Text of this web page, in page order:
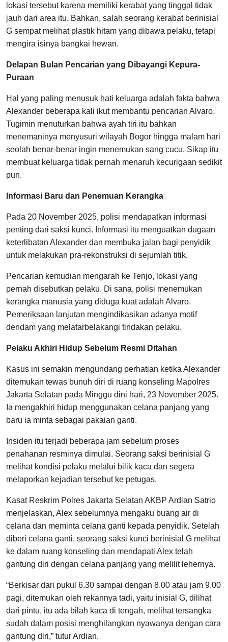
lokasi tersebut karena memiliki kerabat yang tinggal tidak
jauh dari area itu. Bahkan, salah seorang kerabat berinisial
G sempat melihat plastik hitam yang dibawa pelaku, tetapi
mengira isinya bangkai hewan.
Delapan Bulan Pencarian yang Dibayangi Kepura-
Puraan
Hal yang paling menusuk hati keluarga adalah fakta bahwa
Alexander beberapa kali ikut membantu pencarian Alvaro.
Tugimin menuturkan bahwa ayah tiri itu bahkan
menemaninya menyusuri wilayah Bogor hingga malam hari
seolah benar-benar ingin menemukan sang cucu. Sikap itu
membuat keluarga tidak pernah menaruh kecurigaan sedikit
pun.
Informasi Baru dan Penemuan Kerangka
Pada 20 November 2025, polisi mendapatkan informasi
penting dari saksi kunci. Informasi itu menguatkan dugaan
keterlibatan Alexander dan membuka jalan bagi penyidik
untuk melakukan pra-rekonstruksi di sejumlah titik.
Pencarian kemudian mengarah ke Tenjo, lokasi yang
pernah disebutkan pelaku. Di sana, polisi menemukan
kerangka manusia yang diduga kuat adalah Alvaro.
Pemeriksaan lanjutan mengindikasikan adanya motif
dendam yang melatarbelakangi tindakan pelaku.
Pelaku Akhiri Hidup Sebelum Resmi Ditahan
Kasus ini semakin mengundang perhatian ketika Alexander
ditemukan tewas bunuh diri di ruang konseling Mapolres
Jakarta Selatan pada Minggu dini hari, 23 November 2025.
Ia mengakhiri hidup menggunakan celana panjang yang
baru ia minta sebagai pakaian ganti.
Insiden itu terjadi beberapa jam sebelum proses
penahanan resminya dimulai. Seorang saksi berinisial G
melihat kondisi pelaku melalui bilik kaca dan segera
melaporkan kejadian tersebut ke petugas.
Kasat Reskrim Polres Jakarta Selatan AKBP Ardian Satrio
menjelaskan, Alex sebelumnya mengaku buang air di
celana dan meminta celana ganti kepada penyidik. Setelah
diberi celana ganti, seorang saksi kunci berinisial G melihat
ke dalam ruang konseling dan mendapati Alex telah
gantung diri dengan celana panjang yang melilit lehernya.
“Berkisar dari pukul 6.30 sampai dengan 8.00 atau jam 9.00
pagi, ditemukan oleh rekannya tadi, yaitu inisial G, dilihat
dari pintu, itu ada bilah kaca di tengah, melihat tersangka
sudah dalam posisi menghilangkan nyawanya dengan cara
gantung diri,” tutur Ardian.